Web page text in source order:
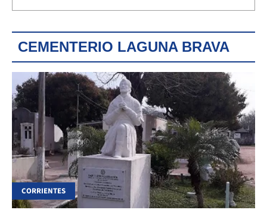
CEMENTERIO LAGUNA BRAVA
CORRIENTES